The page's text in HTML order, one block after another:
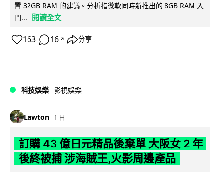
置 32GB RAM 的建議。分析指微軟同時新推出的 8GB RAM 入
門...
閱讀全文
163 16 ↗ 分享
科技娛樂 影視娛樂
Lawton 1 日
訂購 43 億日元精品後棄單 大阪女 2 年
後終被捕 涉海賊王,火影周邊產品